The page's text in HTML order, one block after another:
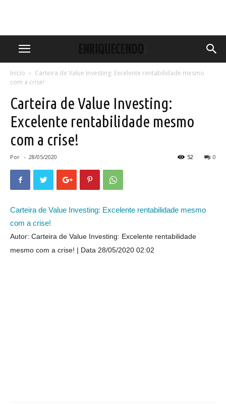
Início
Carteira de Value Investing: Excelente rentabilidade mesmo
com a crise!
Carteira de Value Investing:
Excelente rentabilidade mesmo
com a crise!
Por - 28/05/2020 0
52
Carteira de Value Investing: Excelente rentabilidade mesmo
com a crise!
Autor: Carteira de Value Investing: Excelente rentabilidade
mesmo com a crise!
Data 28/05/2020 02:02